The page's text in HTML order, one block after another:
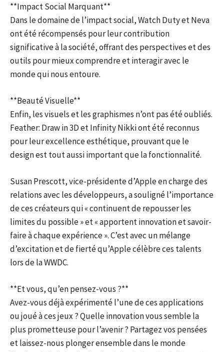
**Impact Social Marquant**
Dans le domaine de l’impact social, Watch Duty et Neva
ont été récompensés pour leur contribution
significative à la société, offrant des perspectives et des
outils pour mieux comprendre et interagir avec le
monde qui nous entoure.
**Beauté Visuelle**
Enfin, les visuels et les graphismes n’ont pas été oubliés.
Feather: Draw in 3D et Infinity Nikki ont été reconnus
pour leur excellence esthétique, prouvant que le
design est tout aussi important que la fonctionnalité.
Susan Prescott, vice-présidente d’Apple en charge des
relations avec les développeurs, a souligné l’importance
de ces créateurs qui « continuent de repousser les
limites du possible » et « apportent innovation et savoir-
faire à chaque expérience ». C’est avec un mélange
d’excitation et de fierté qu’Apple célèbre ces talents
lors de la WWDC.
**Et vous, qu’en pensez-vous ?**
Avez-vous déjà expérimenté l’une de ces applications
ou joué à ces jeux ? Quelle innovation vous semble la
plus prometteuse pour l’avenir ? Partagez vos pensées
et laissez-nous plonger ensemble dans le monde